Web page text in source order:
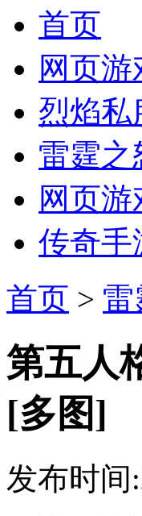
首页
网页
烈焰私
雷霆之
网页游
传奇手
首页 > 雷
第五人
[多图]
发布时间